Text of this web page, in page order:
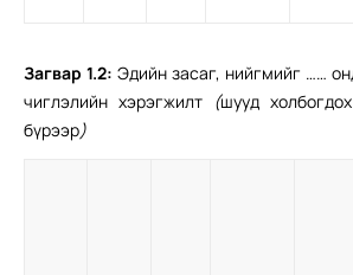
Загвар 1.2: Эдийн засаг, нийгмийг ……
чиглэлийн хэрэгжилт (шууд
бүрээр)